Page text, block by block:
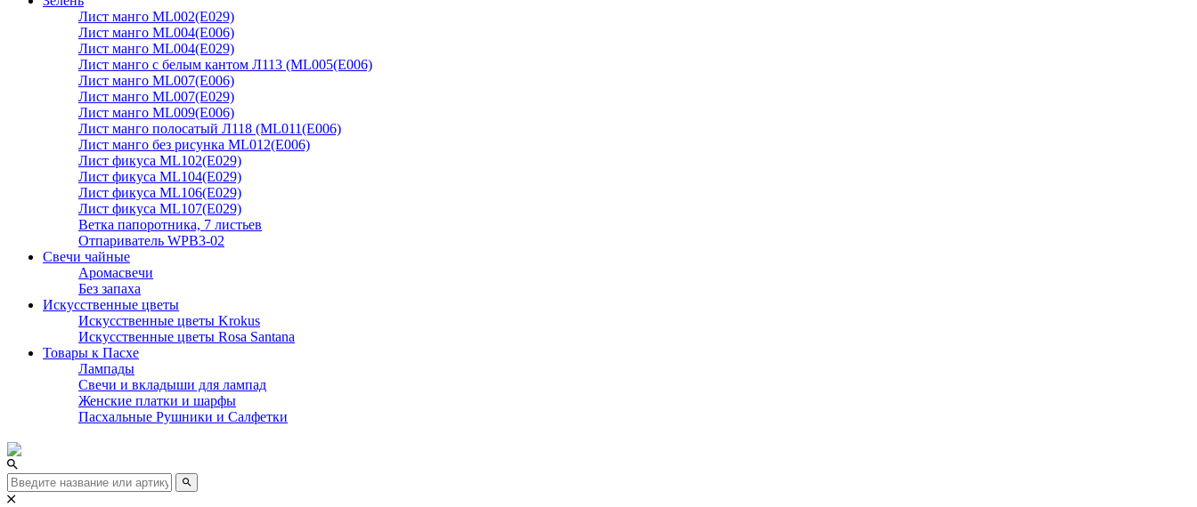
Лист манго ML002(E029)
Лист манго ML004(E006)
Лист манго ML004(E029)
Лист манго с белым кантом Л113 (ML005(E006)
Лист манго ML007(E006)
Лист манго ML007(E029)
Лист манго ML009(E006)
Лист манго полосатый Л118 (ML011(E006)
Лист манго без рисунка ML012(E006)
Лист фикуса ML102(E029)
Лист фикуса ML104(E029)
Лист фикуса ML106(E029)
Лист фикуса ML107(E029)
Ветка папоротника, 7 листьев
Отпариватель WPB3-02
Свечи чайные
Аромасвечи
Без запаха
Искусственные цветы
Искусственные цветы Krokus
Искусственные цветы Rosa Santana
Товары к Пасхе
Лампады
Свечи и вкладыши для лампад
Женские платки и шарфы
Пасхальные Рушники и Салфетки